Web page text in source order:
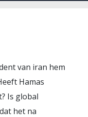
van iran hem
Hamas
Is global
het na